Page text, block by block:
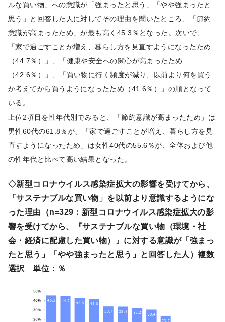
ルな買い物」への意識が「強まったと思う」「やや強まったと
思う」と回答した人に対してその理由を聞いたところ、「節約
意識が高まったため」が最も高く45.3％となった。次いで、
「家で過ごすことが増え、暮らし方を見直すようになったため
（44.7％）」、「健康や安全への関心が高まったため
（42.6％）」、「買い物に行く頻度が減り、以前より何を買う
か考えてから買うようになったため（41.6％）」の順となって
いる。
上位2項目を性年代別でみると、「節約意識が高まったため」は
男性60代の61.8％が、「家で過ごすことが増え、暮らし方を見
直すようになったため」は女性40代の55.6％が、全体および他
の性年代と比べて高い結果となった。
◇新型コロナウイルス感染症拡大の影響を受けてから、
「サステナブルな買い物」を以前より意識するようにな
った理由（n=329：新型コロナウイルス感染症拡大の影
響を受けてから、『サステナブルな買い物（環境・社
会・経済に配慮した買い物）』に対する意識が「強まっ
たと思う」「やや強まったと思う」と回答した人）複数
選択 単位：％